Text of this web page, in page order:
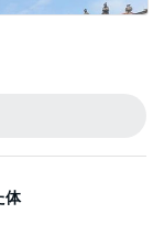
冷蔵庫が キレイに
・・♪